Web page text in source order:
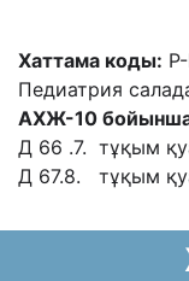
Хаттама коды:
Педиатрия
АХЖ-10
Д 66 .7. тұқым
Д 67.8. тұқым